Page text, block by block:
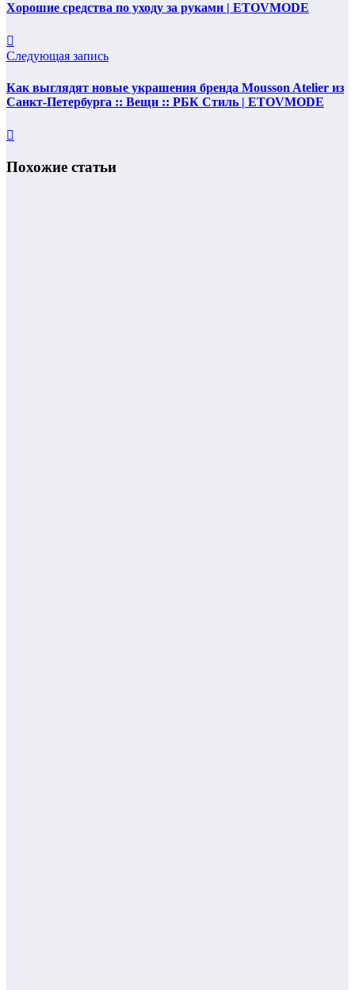
Хорошие средства по уходу за руками | ETOVMODE
Следующая запись
Как выглядят новые украшения бренда Mousson Atelier из
Санкт-Петербурга :: Вещи :: РБК Стиль | ETOVMODE
Похожие статьи